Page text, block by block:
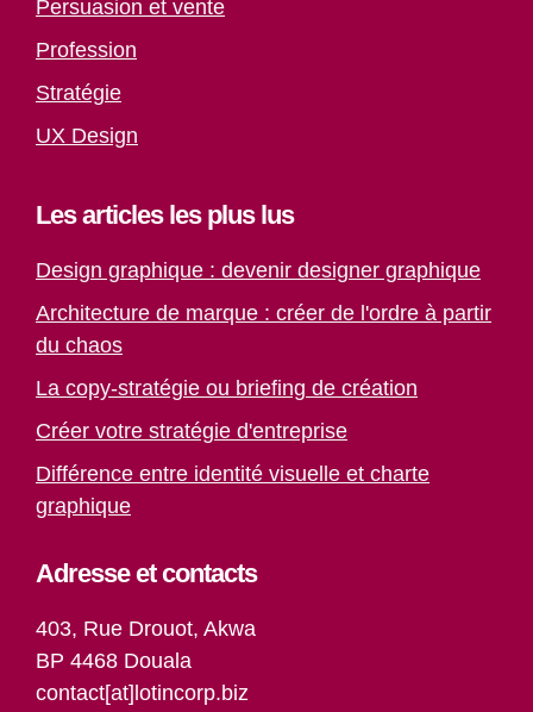
Persuasion et vente
Profession
Stratégie
UX Design
Les articles les plus lus
Design graphique : devenir designer graphique
Architecture de marque : créer de l'ordre à partir
du chaos
La copy-stratégie ou briefing de création
Créer votre stratégie d'entreprise
Différence entre identité visuelle et charte
graphique
Adresse et contacts
403, Rue Drouot, Akwa
BP 4468 Douala
contact[at]lotincorp.biz